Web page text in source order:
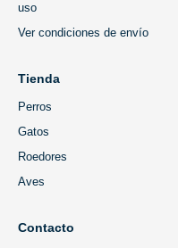
uso
Ver condiciones de envío
Tienda
Perros
Gatos
Roedores
Aves
Contacto